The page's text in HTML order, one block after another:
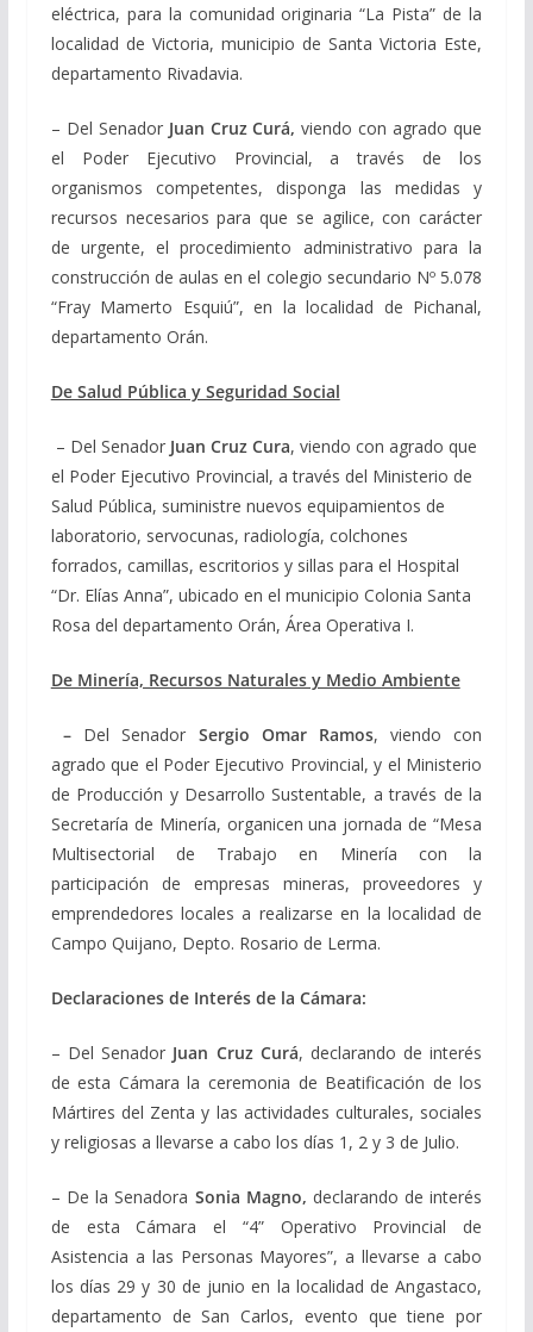
eléctrica, para la comunidad originaria “La Pista” de la
localidad de Victoria, municipio de Santa Victoria Este,
departamento Rivadavia.
– Del Senador Juan Cruz Curá,viendo con agrado que
el Poder Ejecutivo Provincial, a través de los
organismos competentes, disponga las medidas y
recursos necesarios para que se agilice, con carácter
de urgente, el procedimiento administrativo para la
construcción de aulas en el colegio secundario Nº 5.078
“Fray Mamerto Esquiú”, en la localidad de Pichanal,
departamento Orán.
De Salud Pública y Seguridad Social
– Del SenadorJuan Cruz Cura, viendo con agrado que
el Poder Ejecutivo Provincial, a través del Ministerio de
Salud Pública, suministre nuevos equipamientos de
laboratorio, servocunas, radiología, colchones
forrados, camillas, escritorios y sillas para el Hospital
“Dr. Elías Anna”, ubicado en el municipio Colonia Santa
Rosa del departamento Orán, Área Operativa I.
De Minería, Recursos Naturales y Medio Ambiente
– Del Senador Sergio Omar Ramos, viendo con
agrado que el Poder Ejecutivo Provincial, y el Ministerio
de Producción y Desarrollo Sustentable, a través de la
Secretaría de Minería, organicen una jornada de “Mesa
Multisectorial de Trabajo en Minería con la
participación de empresas mineras, proveedores y
emprendedores locales a realizarse en la localidad de
Campo Quijano, Depto. Rosario de Lerma.
Declaraciones de Interés de la Cámara:
– Del Senador Juan Cruz Curá, declarando de interés
de esta Cámara la ceremonia de Beatificación de los
Mártires del Zenta y las actividades culturales, sociales
y religiosas a llevarse a cabo los días 1, 2 y 3 de Julio.
– De la Senadora Sonia Magno, declarando de interés
de esta Cámara el “4” Operativo Provincial de
Asistencia a las Personas Mayores”, a llevarse a cabo
los días 29 y 30 de junio en la localidad de Angastaco,
departamento de San Carlos, evento que tiene por